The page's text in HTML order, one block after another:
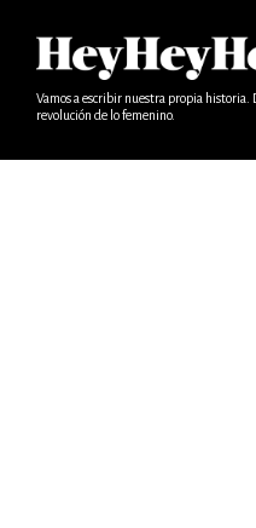
Vamos a escribir nuestra propia historia.
revolución de lo femenino.